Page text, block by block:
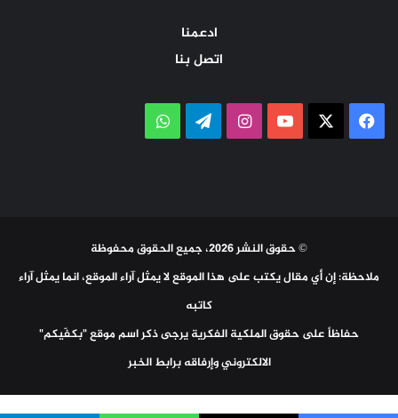
ادعمنا
اتصل بنا
فيسبوك ‫YouTubeانستقرامتيلقرامواتساب
© حقوق النشر 2026، جميع الحقوق محفوظة
ملاحظة: إن أي مقال يكتب على هذا الموقع لا يمثل آراء الموقع، انما يمثل آراء
كاتبه
حفاظاً على حقوق الملكية الفكرية يرجى ذكر اسم موقع "بكفّيكم"
الالكتروني وإرفاقه برابط الخبر